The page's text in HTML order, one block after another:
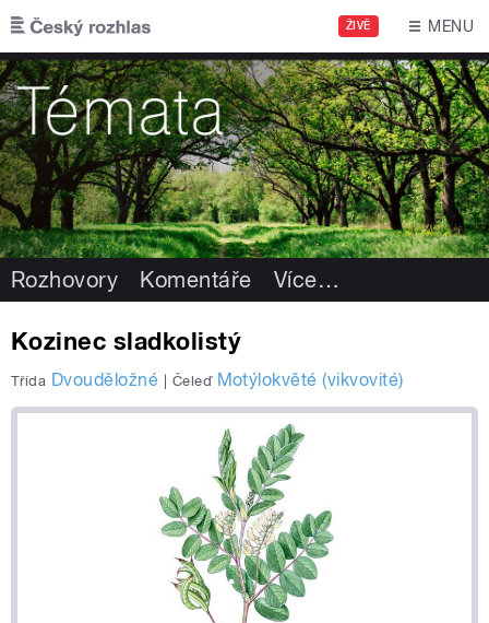
Přejít k hlavnímu obsahu
ŽIVĚ MENU
Rozhovory Komentáře Více…
Kozinec sladkolistý
Třída Dvouděložné | Čeleď Motýlokvěté (vikvovité)